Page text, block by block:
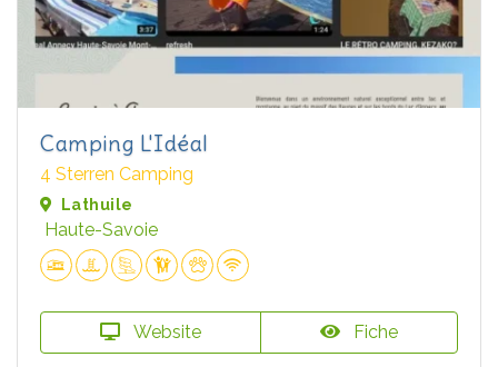
Camping L'Idéal
4 Sterren Camping
Lathuile
Haute-Savoie
Website Fiche